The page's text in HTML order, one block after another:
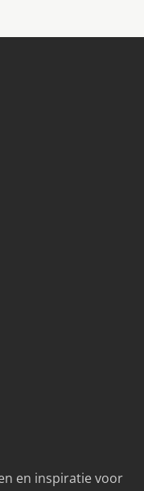
en inspiratie voor